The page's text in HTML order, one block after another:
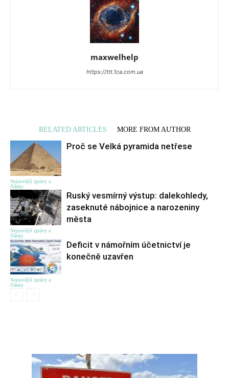
maxwelhelp
https://ttt.1ca.com.ua
RELATED ARTICLES MORE FROM AUTHOR
Nejnovější zprávy a
články
Proč se Velká pyramida netřese
Nejnovější zprávy a
články
Ruský vesmírný výstup: dalekohledy,
zaseknuté nábojnice a narozeniny
města
Nejnovější zprávy a
články
Deficit v námořním účetnictví je
konečně uzavřen